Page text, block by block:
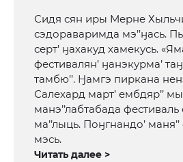
Сидя сян иры Мерне
сэдораваримда мэ’’ӈась.
серт’ ӈахакуд хамекусь.
фестивалян’ ӈанэкурма’
тамбю’’. Ӈамгэ пиркана
Салехард март’ ембдяр’’
манэ’’лабтабада фестиваль
ма’’лыць. Поӈгнандо’ маня’’
мэсь.
Читать далее >